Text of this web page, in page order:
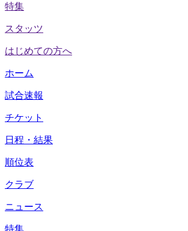
特集
スタッツ
はじめての方へ
ホーム
試合速報
チケット
日程・結果
順位表
クラブ
ニュース
特集